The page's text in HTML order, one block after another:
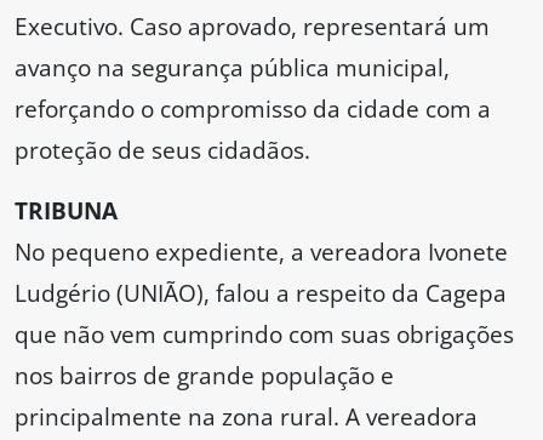
Executivo. Caso aprovado, representará um
avanço na segurança pública municipal,
reforçando o compromisso da cidade com a
proteção de seus cidadãos.
TRIBUNA
No pequeno expediente, a vereadora Ivonete
Ludgério (UNIÃO), falou a respeito da Cagepa
que não vem cumprindo com suas obrigações
nos bairros de grande população e
principalmente na zona rural. A vereadora